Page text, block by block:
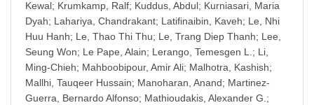
Kewal; Krumkamp, Ralf; Kuddus, Abdul; Kurniasari, Maria
Dyah; Lahariya, Chandrakant; Latifinaibin, Kaveh; Le, Nhi
Huu Hanh; Le, Thao Thi Thu; Le, Trang Diep Thanh; Lee,
Seung Won; Le Pape, Alain; Lerango, Temesgen L. ; Li,
Ming-Chieh; Mahboobipour, Amir Ali; Malhotra, Kashish;
Mallhi, Tauqeer Hussain; Manoharan, Anand; Martinez-
Guerra, Bernardo Alfonso; Mathioudakis, Alexander G. ;